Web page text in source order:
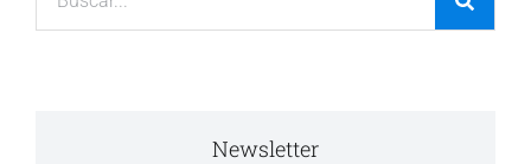
Newsletter